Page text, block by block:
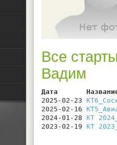
Все
Вадим
Дата
2025-02-23
2025-02-16
2024-01-28 КТ
2023-02-19 КТ